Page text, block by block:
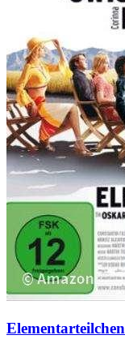
Elementarteilchen